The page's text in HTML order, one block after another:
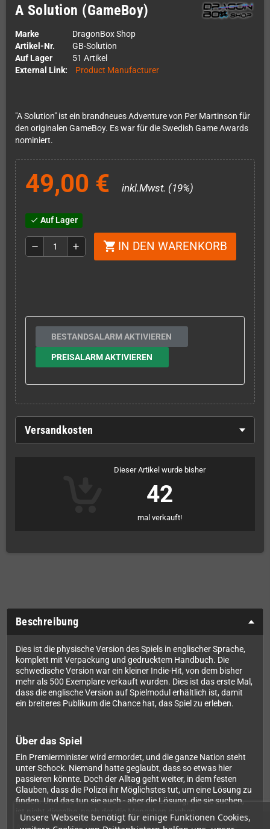
Unsere Webseite benötigt für einige Funktionen Cookies,
A Solution (GameBoy)
Marke
DragonBox Shop
Artikel-Nr.
GB-Solution
Auf Lager
51 Artikel
External Link:
Product Manufacturer
"A Solution" ist ein brandneues Adventure von Per Martinson für
den originalen GameBoy. Es war für die Swedish Game Awards
nominiert.
49,00 € inkl.Mwst. (19%)
check Auf Lager
remove add shopping_cart IN DEN WARENKORB
BESTANDSALARM AKTIVIEREN
PREISALARM AKTIVIEREN
Versandkosten
Dieser Artikel wurde bisher
42
mal verkauft!
Beschreibung
Dies ist die physische Version des Spiels in englischer Sprache,
komplett mit Verpackung und gedrucktem Handbuch. Die
schwedische Version war ein kleiner Indie-Hit, von dem bisher
mehr als 500 Exemplare verkauft wurden. Dies ist das erste Mal,
dass die englische Version auf Spielmodul erhältlich ist, damit
ein breiteres Publikum die Chance hat, das Spiel zu erleben.
Über das Spiel
Ein Premierminister wird ermordet, und die ganze Nation steht
unter Schock. Niemand hatte geglaubt, dass so etwas hier
passieren könnte. Doch der Alltag geht weiter, in dem festen
Glauben, dass die Polizei ihr Möglichstes tut, um eine Lösung zu
finden. Und das tun sie auch - aber die Lösung, die sie suchen,
ist nicht dieselbe, nach der die Menschen suchen.